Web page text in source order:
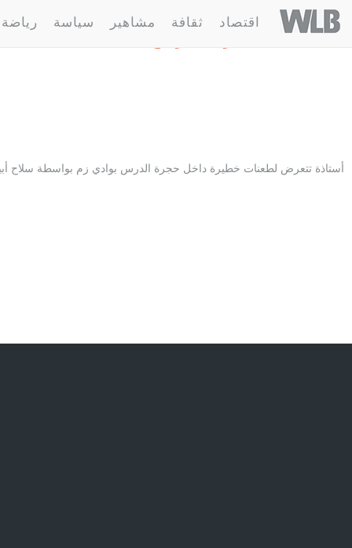
Welovebuzz
اقتصاد ثقافة مشاهير سياسة رياضة
1 مقالة : حجرة الدرس
أستاذة تتعرض لطعنات خطيرة داخل حجرة الدرس بوادي زم بواسطة سلاح